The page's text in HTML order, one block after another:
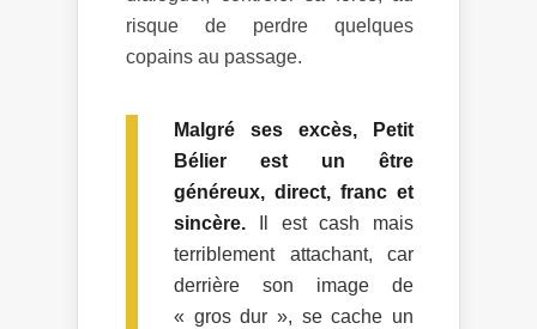
risque de perdre quelques
copains au passage.
Malgré ses excès, Petit
Bélier est un être
généreux, direct, franc et
sincère. Il est cash mais
terriblement attachant, car
derrière son image de
« gros dur », se cache un